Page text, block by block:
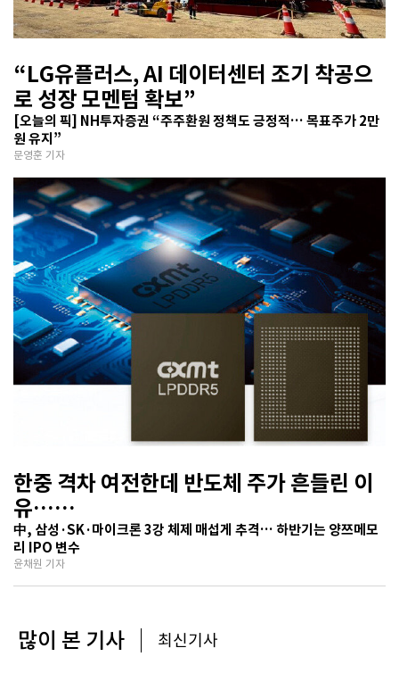
“LG유플러스, AI 데이터센터 조기 착공으
로 성장 모멘텀 확보”
[오늘의 픽] NH투자증권 “주주환원 정책도 긍정적… 목표주가 2만
원 유지”
문영훈 기자
한중 격차 여전한데 반도체 주가 흔들린 이
유…
기술보다 무서운 ‘과점 균열’ 공포
中, 삼성·SK·마이크론 3강 체제 매섭게 추격… 하반기는 양쯔메모
리 IPO 변수
윤채원 기자
많이 본 기사 최신기사